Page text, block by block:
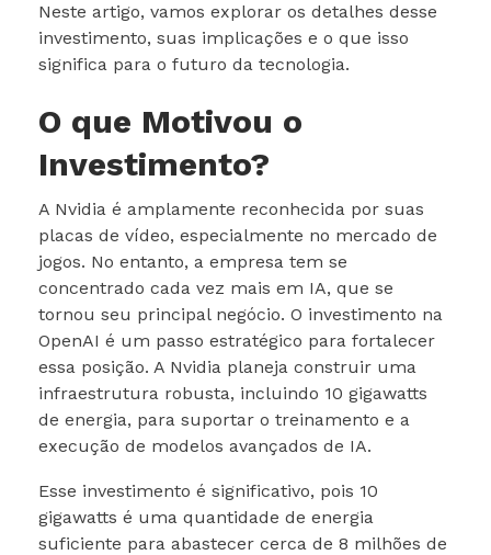
Neste artigo, vamos explorar os detalhes desse
investimento, suas implicações e o que isso
significa para o futuro da tecnologia.
O que Motivou o
Investimento?
A Nvidia é amplamente reconhecida por suas
placas de vídeo, especialmente no mercado de
jogos. No entanto, a empresa tem se
concentrado cada vez mais em IA, que se
tornou seu principal negócio. O investimento na
OpenAI é um passo estratégico para fortalecer
essa posição. A Nvidia planeja construir uma
infraestrutura robusta, incluindo 10 gigawatts
de energia, para suportar o treinamento e a
execução de modelos avançados de IA.
Esse investimento é significativo, pois 10
gigawatts é uma quantidade de energia
suficiente para abastecer cerca de 8 milhões de